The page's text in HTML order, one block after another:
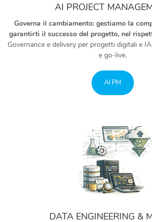
AI PROJECT
Governa il cambiamento: gestiamo la
garantirti il successo del progetto, nel
Governance e delivery per progetti digitali e
e go-live.
AI PM
DATA ENGINEERING &